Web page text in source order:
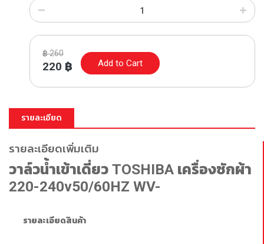
฿260
220 ฿ Add to Cart
รายละเอียด
รายละเอียดเพิ่มเติม
วาล์วน้ำเข้าเดี่ยว TOSHIBA เครื่องซักผ้า
220-240v50/60HZ WV-
รายละเอียดสินค้า